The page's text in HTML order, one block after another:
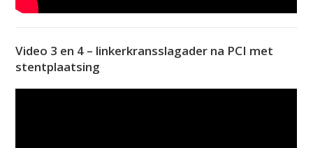
Video 3 en 4 – linkerkransslagader na PCI met
stentplaatsing